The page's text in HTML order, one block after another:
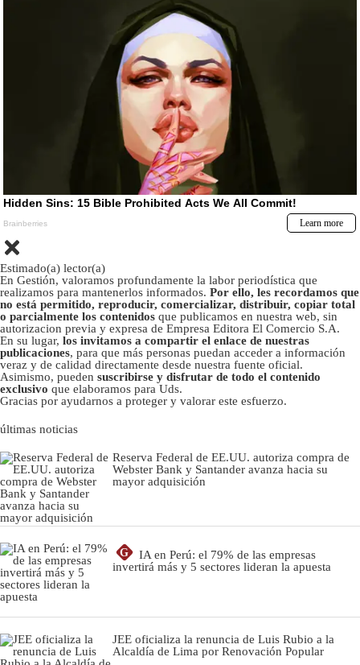
Estimado(a) lector(a)
En Gestión, valoramos profundamente la labor periodística que
realizamos para mantenerlos informados. Por ello, les recordamos que
no está permitido, reproducir, comercializar, distribuir, copiar total
o parcialmente los contenidos que publicamos en nuestra web, sin
autorizacion previa y expresa de Empresa Editora El Comercio S.A.
En su lugar, los invitamos a compartir el enlace de nuestras
publicaciones, para que más personas puedan acceder a información
veraz y de calidad directamente desde nuestra fuente oficial.
Asimismo, pueden suscribirse y disfrutar de todo el contenido
exclusivo que elaboramos para Uds.
Gracias por ayudarnos a proteger y valorar este esfuerzo.
últimas noticias
Reserva Federal de EE.UU. autoriza compra de
Webster Bank y Santander avanza hacia su
mayor adquisición
G
IA en Perú: el 79% de las empresas
invertirá más y 5 sectores lideran la apuesta
JEE oficializa la renuncia de Luis Rubio a la
Alcaldía de Lima por Renovación Popular